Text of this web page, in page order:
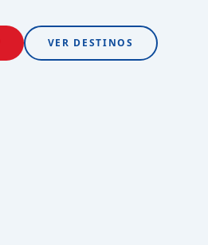
VER DESTINOS